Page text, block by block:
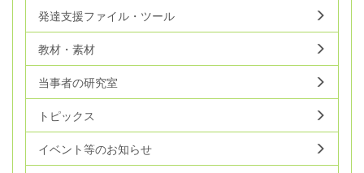
発達支援ファイル・ツール
教材・素材
当事者の研究室
トピックス
イベント等のお知らせ